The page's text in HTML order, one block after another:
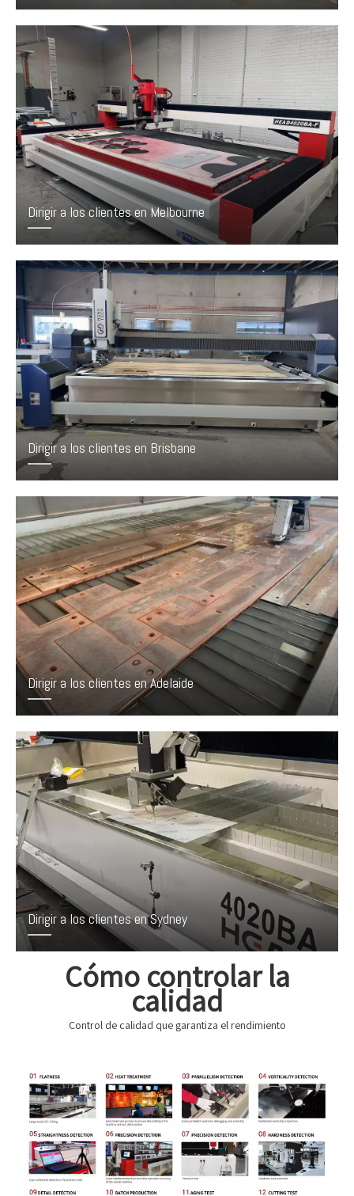
Dirigir a los clientes en Melbourne
Dirigir a los clientes en Brisbane
Dirigir a los clientes en Adelaide
Dirigir a los clientes en Sydney
Cómo controlar la
calidad
Control de calidad que garantiza el rendimiento